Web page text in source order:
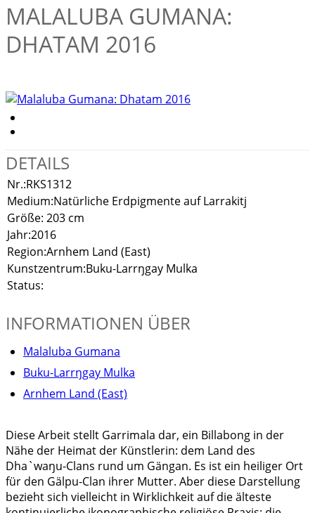
MALALUBA GUMANA:
DHATAM 2016
DETAILS
Nr.:RKS1312
Medium:Natürliche Erdpigmente auf Larrakitj
Größe: 203 cm
Jahr:2016
Region:Arnhem Land (East)
Kunstzentrum:Buku-Larrŋgay Mulka
Status:
INFORMATIONEN ÜBER
Malaluba Gumana
Buku-Larrŋgay Mulka
Arnhem Land (East)
Diese Arbeit stellt Garrimala dar, ein Billabong in der
Nähe der Heimat der Künstlerin: dem Land des
Dha`waŋu-Clans rund um Gängan. Es ist ein heiliger Ort
für den Gälpu-Clan ihrer Mutter. Aber diese Darstellung
bezieht sich vielleicht in Wirklichkeit auf die älteste